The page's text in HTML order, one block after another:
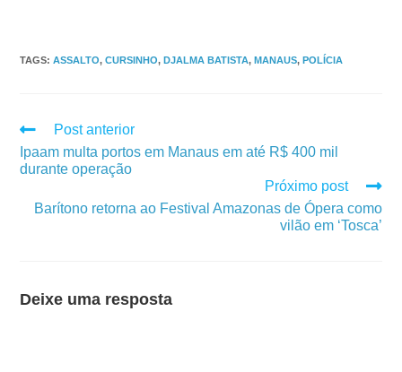
TAGS:ASSALTO, CURSINHO, DJALMA BATISTA, MANAUS, POLÍCIA
Post anterior
Ipaam multa portos em Manaus em até R$ 400 mil
durante operação
Próximo post
Barítono retorna ao Festival Amazonas de Ópera como
vilão em ‘Tosca’
Deixe uma resposta